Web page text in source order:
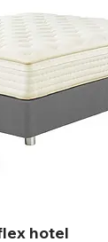
hotel